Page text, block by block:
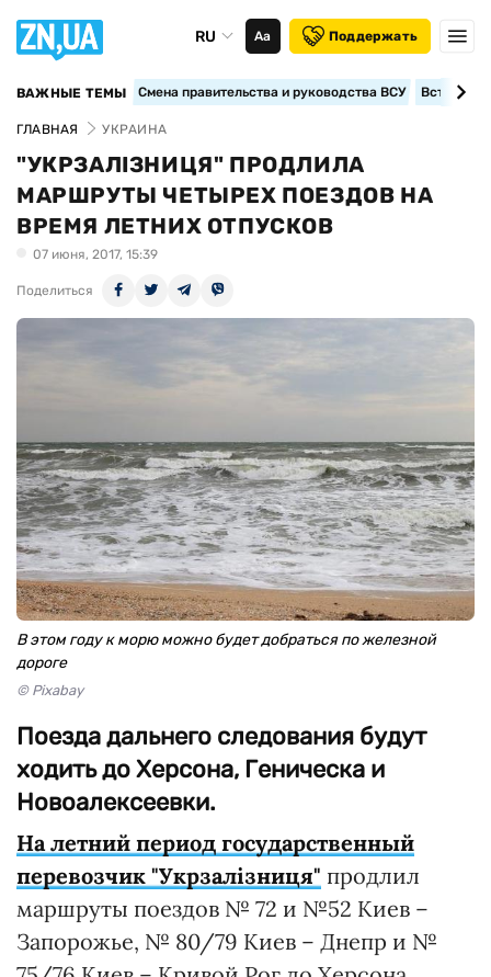
RU Аа Поддержать
ВАЖНЫЕ ТЕМЫ Смена правительства и руководства ВСУ
ГЛАВНАЯ УКРАИНА
"УКРЗАЛІЗНИЦЯ" ПРОДЛИЛА
МАРШРУТЫ ЧЕТЫРЕХ ПОЕЗДОВ НА
ВРЕМЯ ЛЕТНИХ ОТПУСКОВ
07 июня, 2017, 15:39
Поделиться
В этом году к морю можно будет добраться по железной
дороге
© Pixabay
Поезда дальнего следования будут
ходить до Херсона, Геническа и
Новоалексеевки.
На летний период государственный
перевозчик "Укрзалізниця" продлил
маршруты поездов № 72 и №52 Киев –
Запорожье, № 80/79 Киев – Днепр и №